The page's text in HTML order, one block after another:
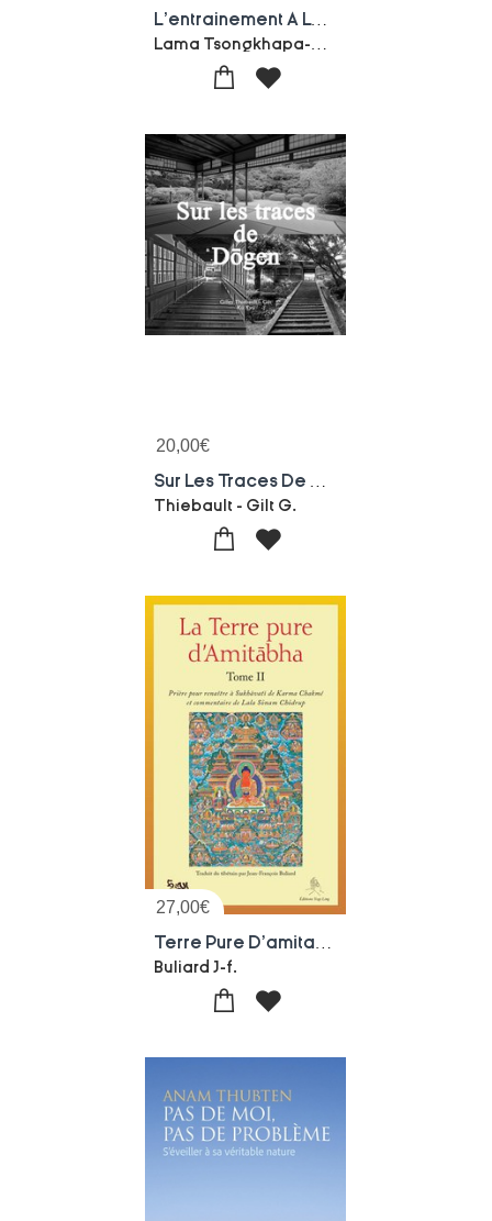
L'entrainement A La Vision Superieure : Lamrim Tchenmo, Le Grand Traite Des Etapes De La Voie Vers L'eveil
20,00€
Thiebault - Gilt G.
27,00€
Buliard J-f.